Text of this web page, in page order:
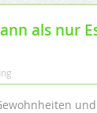
als nur